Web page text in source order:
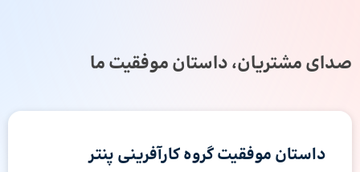
صدای مشتریان، داستان موفقیت ما
داستان موفقیت گروه کارآفرینی پنتر